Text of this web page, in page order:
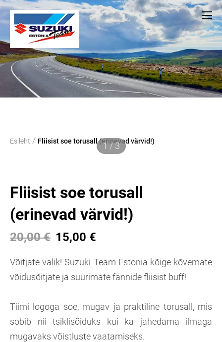
Esileht / Fliisist soe torusall (erinevad värvid!)
1 / 3
Fliisist soe torusall
(erinevad värvid!)
20,00 € 15,00 €
Võitjate valik! Suzuki Team Estonia kõige kõvemate
võidusõitjate ja suurimate fännide fliisist buff!
Tiimi logoga soe, mugav ja praktiline torusall, mis
sobib nii tsiklisõiduks kui ka jahedama ilmaga
mugavaks võistluste vaatamiseks.